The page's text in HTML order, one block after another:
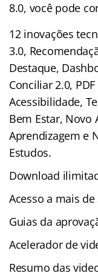
8.0, você pode
12 inovações
3.0,
Destaque,
Conciliar 2.0,
Acessibilidade,
Bem Estar, Novo
Aprendizagem e
Estudos.
Download
Acesso a mais
Guias da
Acelerador de
Resumo das